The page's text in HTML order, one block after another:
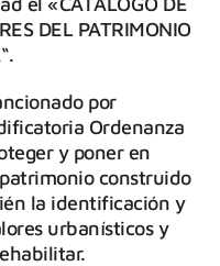
DEL PATRIMONIO
por
Ordenanza
y poner en
construido
la identificación y
urbanísticos y